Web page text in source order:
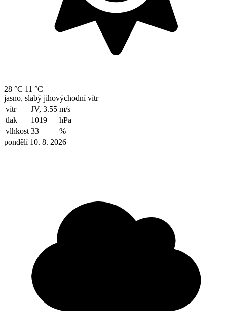
28 °C 11 °C
jasno, slabý jihovýchodní vítr
vítr
JV, 3.55 m/s
tlak
1019
hPa
vlhkost 33
%
pondělí 10. 8. 2026